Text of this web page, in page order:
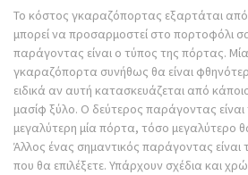
Το κόστος γκαραζόπορτας εξαρτάται
μπορεί να προσαρμοστεί στο πορτοφόλι
παράγοντας είναι ο τύπος της πόρτας.
γκαραζόπορτα συνήθως θα είναι
ειδικά αν αυτή κατασκευάζεται από
μασίφ ξύλο. Ο δεύτερος παράγοντας είναι
μεγαλύτερη μία πόρτα, τόσο μεγαλύτερο
Άλλος ένας σημαντικός παράγοντας είναι
που θα επιλέξετε. Υπάρχουν σχέδια και